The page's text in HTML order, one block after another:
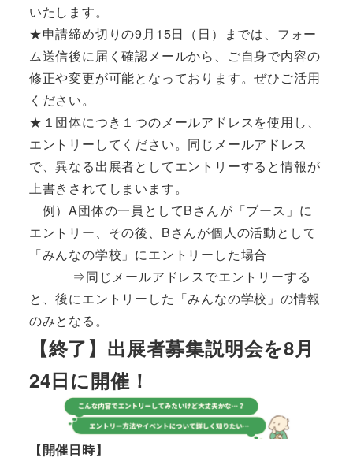
いたします。
★申請締め切りの9月15日（日）までは、フォー
ム送信後に届く確認メールから、ご自身で内容の
修正や変更が可能となっております。ぜひご活用
ください。
★１団体につき１つのメールアドレスを使用し、
エントリーしてください。同じメールアドレス
で、異なる出展者としてエントリーすると情報が
上書きされてしまいます。
例）A団体の一員としてBさんが「ブース」に
エントリー、その後、Bさんが個人の活動として
「みんなの学校」にエントリーした場合
⇒同じメールアドレスでエントリーする
と、後にエントリーした「みんなの学校」の情報
のみとなる。
【終了】出展者募集説明会を8月
24日に開催！
【開催日時】